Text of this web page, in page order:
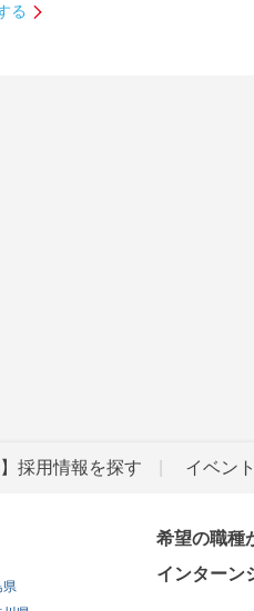
る
】採用情報を探す イベン
県
希望の職種
インターン